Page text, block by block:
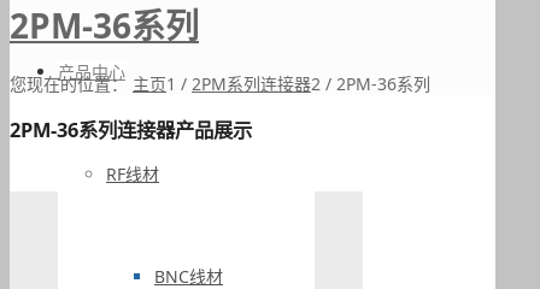
产品中心
RF线材
BNC线材
2PM-36系列
您现在的位置： 主页1 / 2PM系列连接器2 / 2PM-36系列
2PM-36系列连接器产品展示